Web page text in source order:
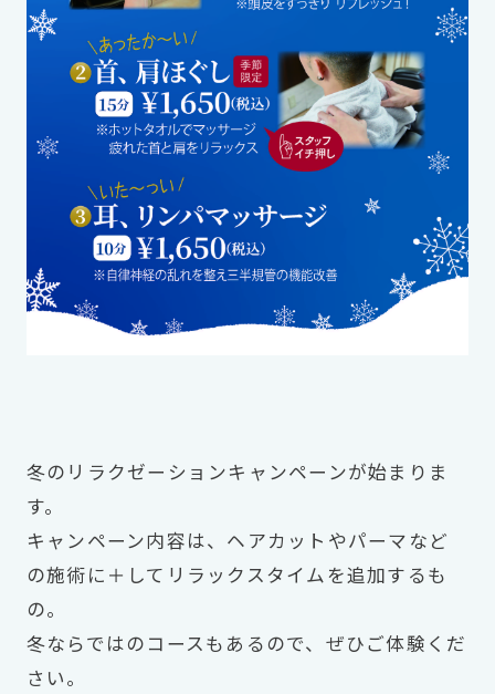
冬のリラクゼーションキャンペーンが始まりま
す。
キャンペーン内容は、ヘアカットやパーマなど
の施術に＋してリラックスタイムを追加するも
の。
冬ならではのコースもあるので、ぜひご体験くだ
さい。